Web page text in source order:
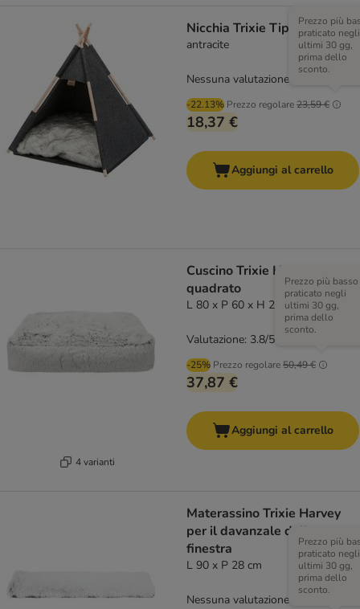
Nicchia Trixie Tipi
antracite
-22.13% Prezzo regolare23,59 €
Prezzo più
praticato negli
ultimi 30 gg,
prima dello
sconto.
18,37 €
Nessuna valutazione
Aggiungi al carrello
4 varianti
Cuscino Trixie Harvey,
quadrato
L 80 x P 60 x H 20 cm
-25% Prezzo regolare50,49 €
Prezzo più basso
praticato negli
ultimi 30 gg,
prima dello
sconto.
37,87 €
Valutazione: 3.8/5
Aggiungi al carrello
Materassino Trixie Harvey
per il davanzale della
finestra
L 90 x P 28 cm
Prezzo più
praticato negli
ultimi 30 gg,
prima dello
sconto.
Nessuna valutazione